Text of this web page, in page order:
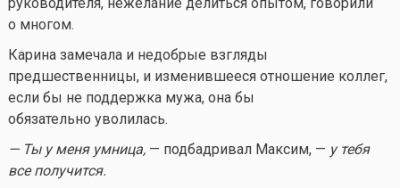
о многом.
Карина замечала и недобрые взгляды
предшественницы, и изменившееся отношение коллег,
если бы не поддержка мужа, она бы
обязательно уволилась.
— Ты у меня умница,— подбадривал Максим, — у тебя
все получится.